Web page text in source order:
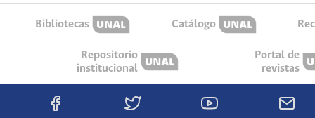
Bibliotecas Catálogo
Repositorio
institucional
Portal de
revistas